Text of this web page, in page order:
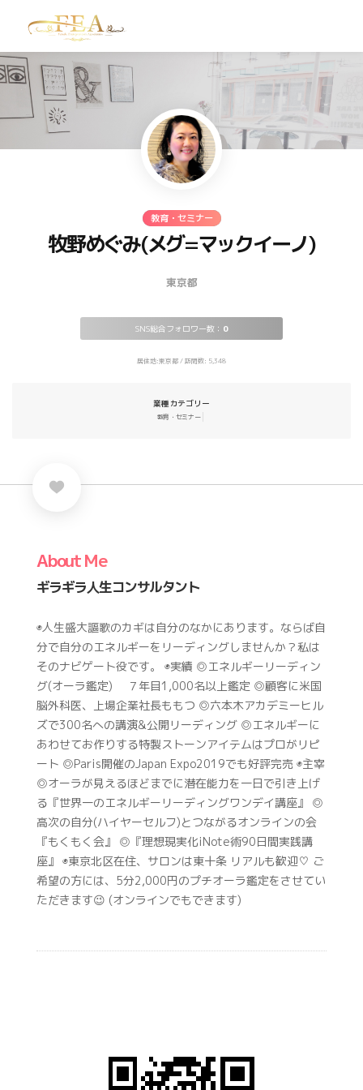
お問い合わせ
教育・セミナー
牧野めぐみ(メグ=マックイーノ)
東京都
SNS総合フォロワー数： 0
居住地:東京都 / 訪問数: 5,348
業種カテゴリー
教育・セミナー
About Me
ギラギラ人生コンサルタント
◉人生盛大謳歌のカギは自分のなかにあります。ならば自
分で自分のエネルギーをリーディングしませんか？私は
そのナビゲート役です。 ◉実績 ◎エネルギーリーディン
グ(オーラ鑑定) ７年目1,000名以上鑑定 ◎顧客に米国
脳外科医、上場企業社長ももつ ◎六本木アカデミーヒル
ズで300名への講演&公開リーディング ◎エネルギーに
あわせてお作りする特製ストーンアイテムはプロがリピ
ート ◎Paris開催のJapan Expo2019でも好評完売 ◉主宰
◎オーラが見えるほどまでに潜在能力を一日で引き上げ
る『世界一のエネルギーリーディングワンデイ講座』 ◎
高次の自分(ハイヤーセルフ)とつながるオンラインの会
『もくもく会』 ◎『理想現実化iNote術90日間実践講
座』 ◉東京北区在住、サロンは東十条 リアルも歓迎♡ ご
希望の方には、5分2,000円のプチオーラ鑑定をさせてい
ただきます😉 (オンラインでもできます)